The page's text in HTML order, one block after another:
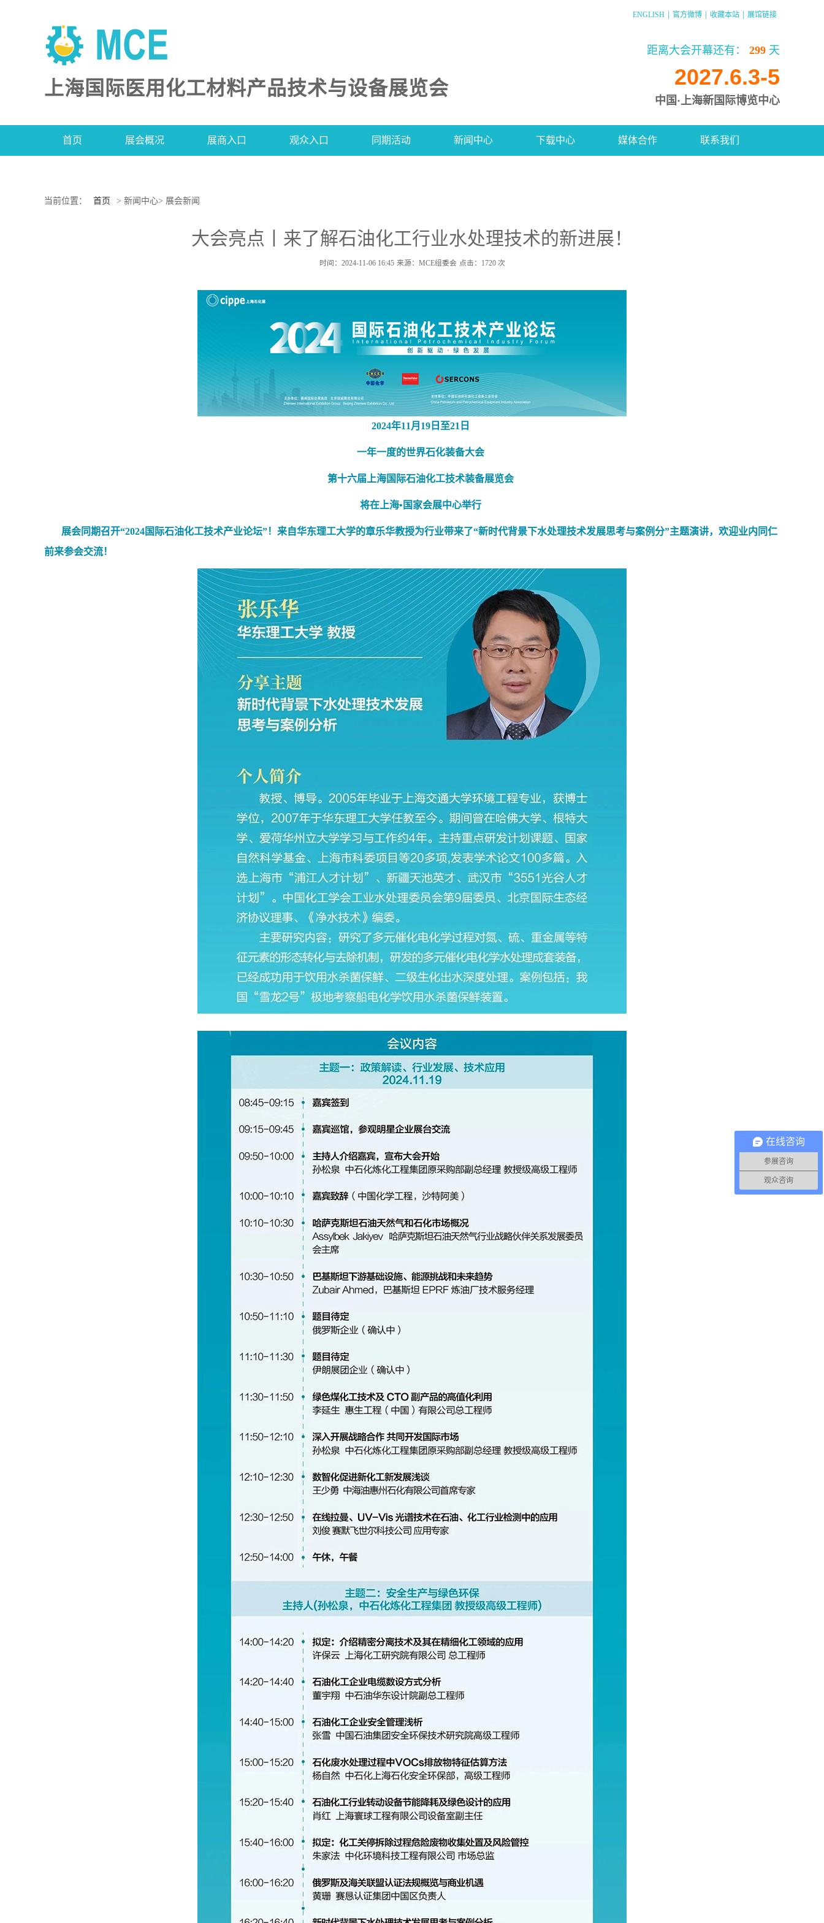
上海国际医用化工材料产品技术与设备展览会
ENGLISH 官方微博 收藏本站 展馆链接
距离大会开幕还有： 299 天
2027.6.3-5
中国·上海新国际博览中心
首页 展会概况 展商入口 观众入口 同期活动 新闻中心 下载中心 媒体合作 联系我们
当前位置： 首页 > 新闻中心> 展会新闻
大会亮点丨来了解石油化工行业水处理技术的新进展！
时间：2024-11-06 16:45 来源：MCE组委会 点击： 1720 次
2024年11月19日至21日
一年一度的世界石化装备大会
第十六届上海国际石油化工技术装备展览会
将在上海•国家会展中心举行
展会同期召开“2024国际石油化工技术产业论坛”！来自华东理工大学的章乐华教授为行业带来了“新时代背景下水处理技术发展思考与案例分”主题演讲，欢迎业内同仁
前来参会交流！
在线咨询
参展咨询
观众咨询